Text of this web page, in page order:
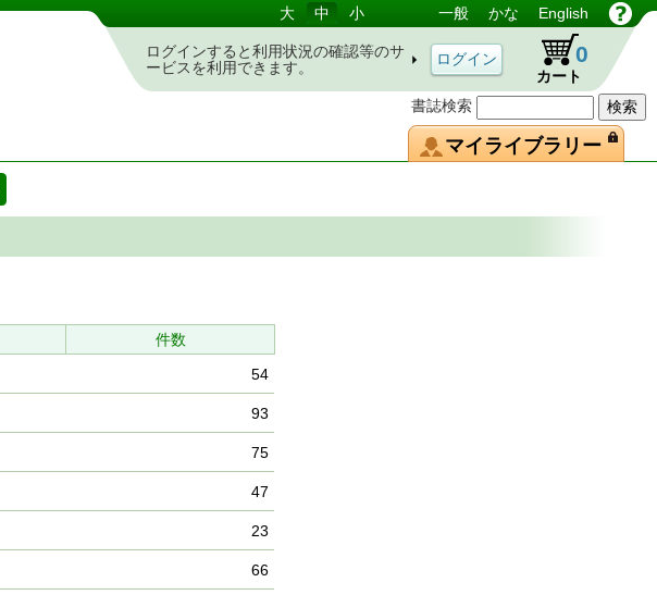
書誌検索
大 中 小 一般 かな English
ログインすると利用状況の確認等のサ
ービスを利用できます。
カート
0
マイライブラリー
件数
54
93
75
47
23
66